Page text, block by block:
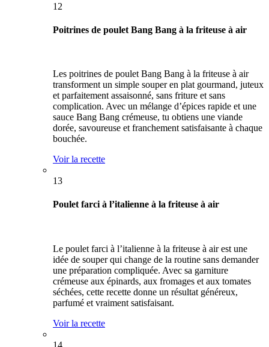
12
Poitrines de poulet Bang Bang à la friteuse à air
Les poitrines de poulet Bang Bang à la friteuse à air
transforment un simple souper en plat gourmand, juteux
et parfaitement assaisonné, sans friture et sans
complication. Avec un mélange d’épices rapide et une
sauce Bang Bang crémeuse, tu obtiens une viande
dorée, savoureuse et franchement satisfaisante à chaque
bouchée.
Voir la recette
13
Poulet farci à l’italienne à la friteuse à air
Le poulet farci à l’italienne à la friteuse à air est une
idée de souper qui change de la routine sans demander
une préparation compliquée. Avec sa garniture
crémeuse aux épinards, aux fromages et aux tomates
séchées, cette recette donne un résultat généreux,
parfumé et vraiment satisfaisant.
Voir la recette
14